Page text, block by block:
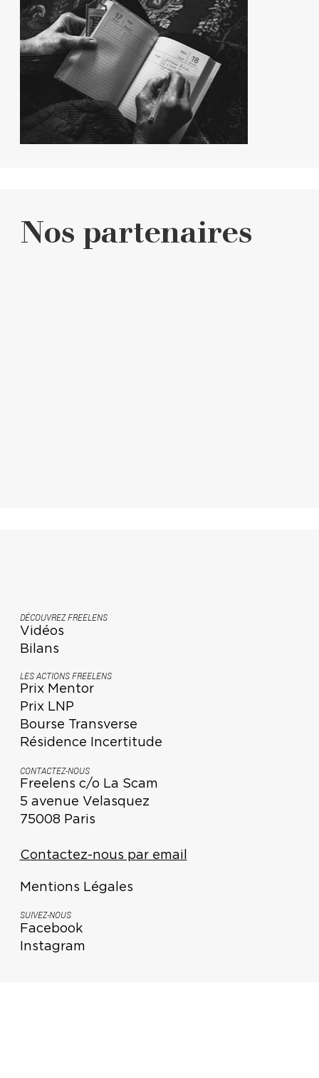
Nos partenaires
DÉCOUVREZ FREELENS
Vidéos
Bilans
LES ACTIONS FREELENS
Prix Mentor
Prix LNP
Bourse Transverse
Résidence Incertitude
CONTACTEZ-NOUS
Freelens c/o La Scam
5 avenue Velasquez
75008 Paris
Contactez-nous par email
Mentions Légales
SUIVEZ-NOUS
Facebook
Instagram